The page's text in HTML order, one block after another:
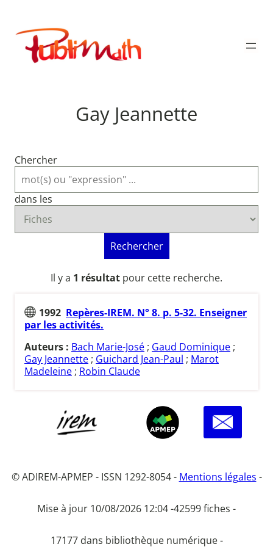
contenu
Publimath
Gay Jeannette
Chercher
dans les
Rechercher
Il y a 1 résultat pour cette recherche.
1992 Repères-IREM. N° 8. p. 5-32. Enseigner
par les activités.
Auteurs : Bach Marie-José ; Gaud Dominique ;
Gay Jeannette ; Guichard Jean-Paul ; Marot
Madeleine ; Robin Claude
© ADIREM-APMEP - ISSN 1292-8054 - Mentions légales -
Mise à jour 10/08/2026 12:04 -42599 fiches -
17177 dans bibliothèque numérique -